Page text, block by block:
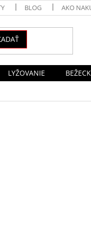
BLOG AKO
LYŽOVANIE